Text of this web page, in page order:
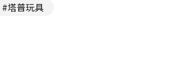
#塔普玩具